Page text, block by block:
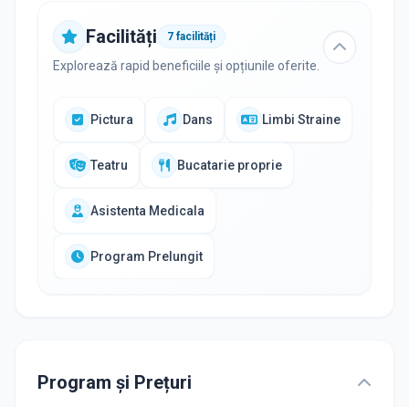
Facilități 7 facilități
Explorează rapid beneficiile și opțiunile oferite.
Pictura Dans Limbi Straine
Teatru Bucatarie proprie
Asistenta Medicala
Program Prelungit
Program și Prețuri